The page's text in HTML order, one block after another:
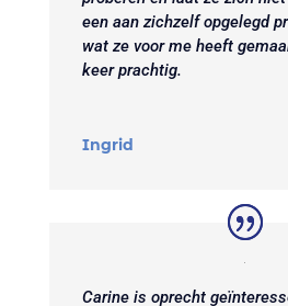
een aan zichzelf opgelegd
wat ze voor me heeft
keer prachtig.
Ingrid
Carine is oprecht